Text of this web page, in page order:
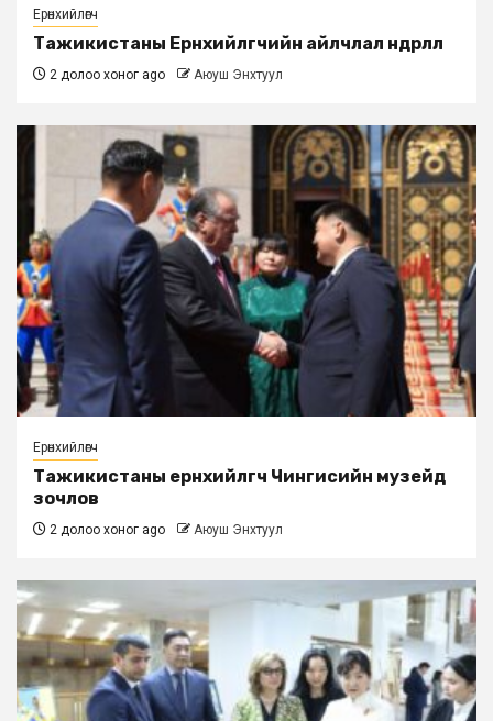
Ерөнхийлөгч
Тажикистаны Ерөнхийлөгчийн айлчлал өндөрлөлөө
2 долоо хоног ago Аюуш Энхтуул
Ерөнхийлөгч
Тажикистаны ерөнхийлөгч Чингисийн музейд
зочлов
2 долоо хоног ago Аюуш Энхтуул